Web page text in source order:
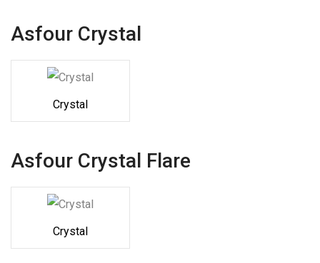
Asfour Crystal
Crystal
Asfour Crystal Flare
Crystal